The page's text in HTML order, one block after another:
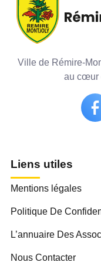
Ville de Rémire-
au cœur
Liens utiles
Mentions légales
Politique De
L’annuaire Des
Nous Contacter